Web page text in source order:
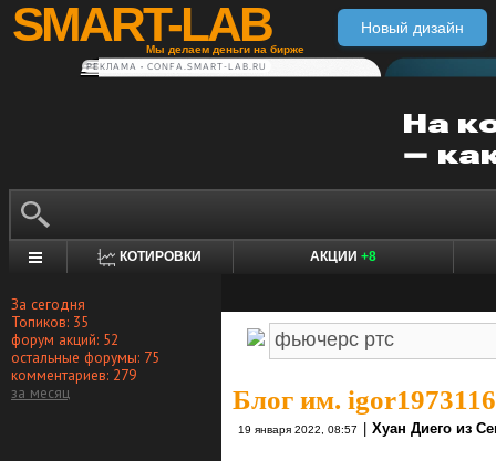
SMART-LAB
Мы делаем деньги на бирже
Новый дизайн
РЕКЛАМА • CONFA.SMART-LAB.RU
КОТИРОВКИ АКЦИИ +8
За сегодня
Топиков: 35
форум акций: 52
остальные форумы: 75
комментариев: 279
за месяц
Блог им. igor1973116
19 января 2022, 08:57 Хуан Диего из